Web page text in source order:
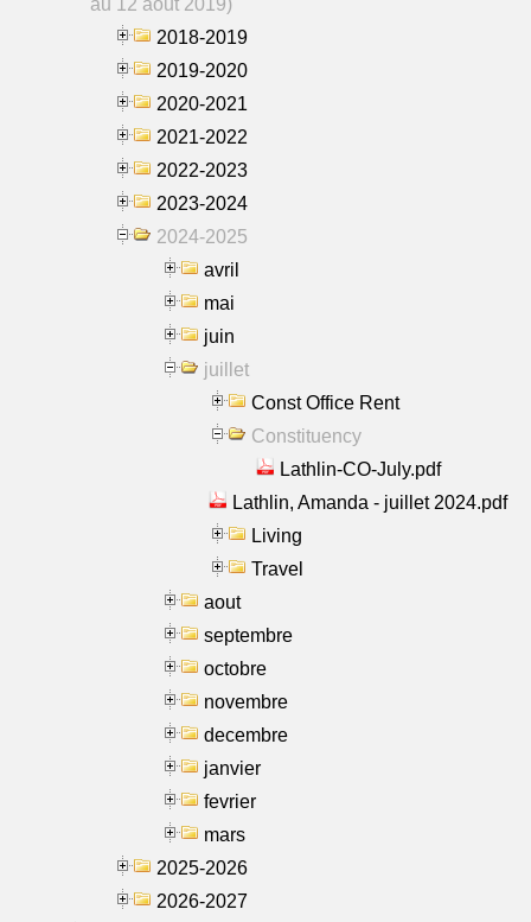
2018-2019
2019-2020
2020-2021
2021-2022
2022-2023
2023-2024
2024-2025
avril
mai
juin
juillet
Const Office Rent
Constituency
Lathlin-CO-July.pdf
Lathlin, Amanda - juillet 2024.pdf
Living
Travel
aout
septembre
octobre
novembre
decembre
janvier
fevrier
mars
2025-2026
2026-2027